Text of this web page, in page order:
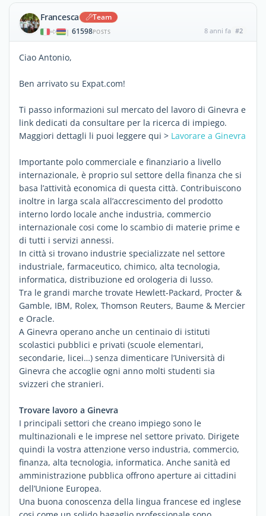
Francesca Team
| 61598POSTS 8 anni fa #2
Ciao Antonio,
Ben arrivato su Expat.com!
Ti passo informazioni sul mercato del lavoro di Ginevra e
link dedicati da consultare per la ricerca di impiego.
Maggiori dettagli li puoi leggere qui > Lavorare a Ginevra
Importante polo commerciale e finanziario a livello
internazionale, è proprio sul settore della finanza che si
basa l’attività economica di questa città. Contribuiscono
inoltre in larga scala all’accrescimento del prodotto
interno lordo locale anche industria, commercio
internazionale cosi come lo scambio di materie prime e
di tutti i servizi annessi.
In città si trovano industrie specializzate nel settore
industriale, farmaceutico, chimico, alta tecnologia,
informatica, distribuzione ed orologeria di lusso.
Tra le grandi marche trovate Hewlett-Packard, Procter &
Gamble, IBM, Rolex, Thomson Reuters, Baume & Mercier
e Oracle.
A Ginevra operano anche un centinaio di istituti
scolastici pubblici e privati (scuole elementari,
secondarie, licei…) senza dimenticare l’Università di
Ginevra che accoglie ogni anno molti studenti sia
svizzeri che stranieri.
Trovare lavoro a Ginevra
I principali settori che creano impiego sono le
multinazionali e le imprese nel settore privato. Dirigete
quindi la vostra attenzione verso industria, commercio,
finanza, alta tecnologia, informatica. Anche sanità ed
amministrazione pubblica offrono aperture ai cittadini
dell’Unione Europea.
Una buona conoscenza della lingua francese ed inglese